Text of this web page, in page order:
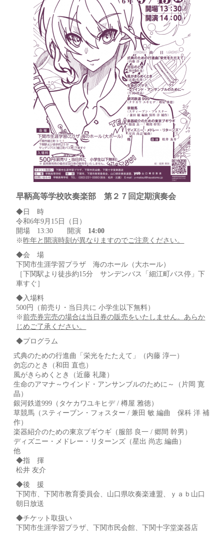
早鞆高等学校吹奏楽部 第２７回定期演奏会
◆日 時
令和6年9月15日（日）
開場 13:30 開演 14:00
※昨年と開演時刻が異なりますのでご注意ください。
◆会 場
下関市生涯学習プラザ 海のホール（大ホール）
［下関駅より徒歩約15分 サンデンバス「細江町バス停」下
車すぐ］
◆入場料
500円（前売り・当日共に 小学生以下無料）
※前売券完売の場合は当日券の販売をいたしません。あらか
じめご了承ください。
◆プログラム
式典のための行進曲「栄光をたたえて」（内藤 淳一）
勿忘のとき（和田 直也）
風がきらめくとき（近藤 礼隆）
生命のアマナ～ウインド・アンサンブルのために～（片岡 寛
晶）
銀河鉄道999（タケカワユキヒデ / 樽屋 雅徳）
草競馬（スティーブン・フォスター / 兼田 敏 編曲 保科 洋 補
作）
楽器紹介のための東京ブギウギ（服部 良一 / 郷間 幹男）
ディズニー・メドレー・リターンズ（星出 尚志 編曲）
他
◆指 揮
松井 友介
◆後 援
下関市、下関市教育委員会、山口県吹奏楽連盟、ｙａｂ山口
朝日放送
◆チケット取扱い
下関市生涯学習プラザ、下関市民会館、下関十字堂楽器店